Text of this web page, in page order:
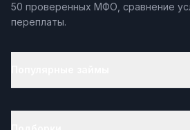
50 проверенных МФО, сравнение
переплаты.